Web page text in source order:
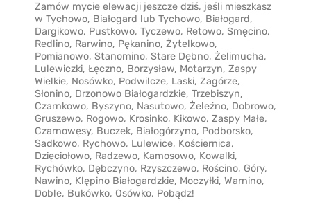
Zamów mycie elewacji jeszcze dziś, jeśli mieszkasz
w Tychowo, Białogard lub Tychowo, Białogard,
Dargikowo, Pustkowo, Tyczewo, Retowo, Smęcino,
Redlino, Rarwino, Pękanino, Żytelkowo,
Pomianowo, Stanomino, Stare Dębno, Żelimucha,
Lulewiczki, Łęczno, Borzysław, Motarzyn, Zaspy
Wielkie, Nosówko, Podwilcze, Laski, Zagórze,
Słonino, Drzonowo Białogardzkie, Trzebiszyn,
Czarnkowo, Byszyno, Nasutowo, Żeleźno, Dobrowo,
Gruszewo, Rogowo, Krosinko, Kikowo, Zaspy Małe,
Czarnowęsy, Buczek, Białogórzyno, Podborsko,
Sadkowo, Rychowo, Lulewice, Kościernica,
Dzięciołowo, Radzewo, Kamosowo, Kowalki,
Rychówko, Dębczyno, Rzyszczewo, Rościno, Góry,
Nawino, Klępino Białogardzkie, Moczyłki, Warnino,
Doble, Bukówko, Osówko, Pobądz!